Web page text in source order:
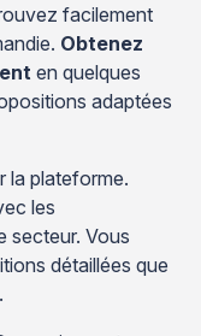
facilement
Obtenez
en quelques
adaptées
la plateforme.
les
secteur. Vous
détaillées que